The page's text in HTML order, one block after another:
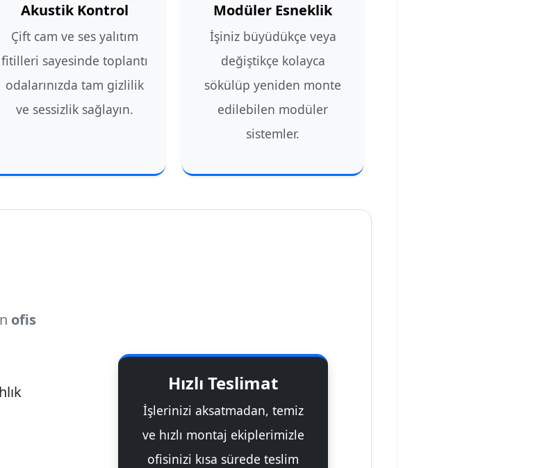
Akustik Kontrol
Çift cam ve ses yalıtım
fitilleri sayesinde toplantı
odalarınızda tam gizlilik
ve sessizlik sağlayın.
Modüler Esneklik
İşiniz büyüdükçe veya
değiştikçe kolayca
sökülüp yeniden monte
edilebilen modüler
sistemler.
ofis
Hızlı Teslimat
İşlerinizi aksatmadan, temiz
ve hızlı montaj ekiplerimizle
ofisinizi kısa sürede teslim